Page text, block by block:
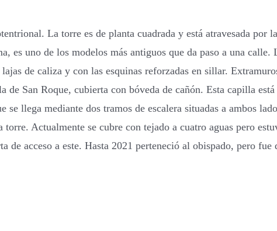
La torre es de planta cuadrada y está atravesada
es uno de los modelos más antiguos que da paso a una calle.
de caliza y con las esquinas reforzadas en sillar.
San Roque, cubierta con bóveda de cañón. Esta capilla
llega mediante dos tramos de escalera situadas a ambos
Actualmente se cubre con tejado a cuatro aguas pero
de acceso a este. Hasta 2021 perteneció al obispado, pero